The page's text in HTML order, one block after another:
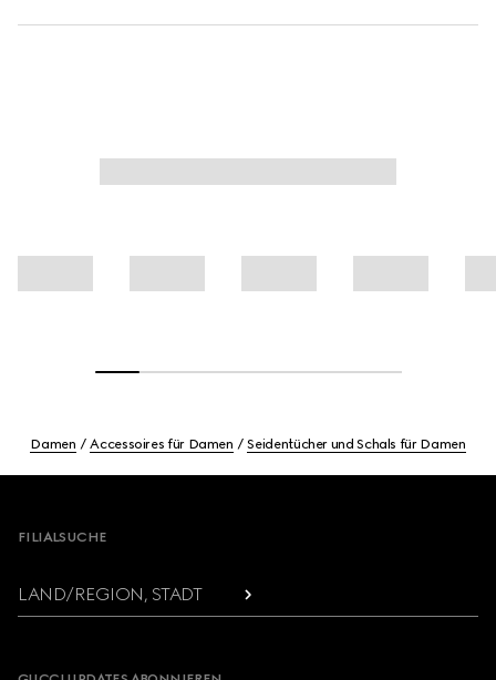
Damen Accessoires für Damen Seidentücher und Schals für Damen
FILIALSUCHE
LAND/REGION, STADT